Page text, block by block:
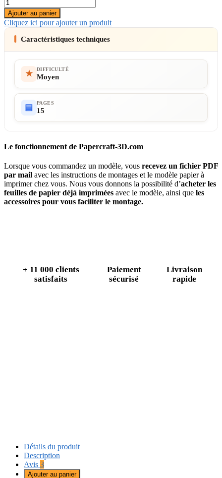
Ajouter au panier
Cliquez ici pour ajouter un produit
Caractéristiques techniques
★ DIFFICULTÉ
Moyen
▤ PAGES
15
Le fonctionnement de Papercraft-3D.com
Lorsque vous commandez un modèle, vous recevez un fichier PDF
par mail avec les instructions de montages et le modèle papier à
imprimer chez vous. Nous vous donnons la possibilité d’acheter les
feuilles de papier déjà imprimées avec le modèle, ainsi que les
accessoires pour vous faciliter le montage.
+ 11 000 clients
satisfaits
Paiement
sécurisé
Livraison
rapide
Détails du produit
Description
Avis 3
Ajouter au panier